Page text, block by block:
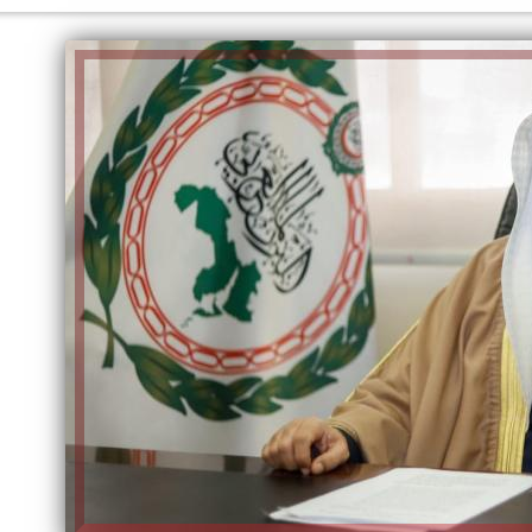
إلهام شرشر تكتب: دي مبقتش كورة..
دي سياسة
الكاتبة إلهام شرشر تهنئ الرئيس
السيسي بعيد ميلاده وتُشيد بجهوده